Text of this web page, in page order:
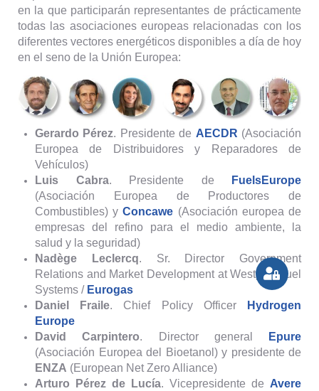
en la que participarán representantes de prácticamente
todas las asociaciones europeas relacionadas con los
diferentes vectores energéticos disponibles a día de hoy
en el seno de la Unión Europea:
Gerardo Pérez. Presidente de AECDR (Asociación
Europea de Distribuidores y Reparadores de
Vehículos)
Luis Cabra. Presidente de
FuelsEurope
(Asociación Europea de Productores de
Combustibles) yConcawe (Asociación europea de
empresas del refino para el medio ambiente, la
salud y la seguridad)
Nadège Leclercq. Sr. Director Government
Relations and Market Development at Westport Fuel
Systems / Eurogas
Daniel Fraile. Chief Policy Officer
Hydrogen
Europe
David Carpintero. Director general
Epure
(Asociación Europea del Bioetanol) y presidente de
ENZA (European Net Zero Alliance)
Arturo Pérez de Lucía. Vicepresidente de Avere